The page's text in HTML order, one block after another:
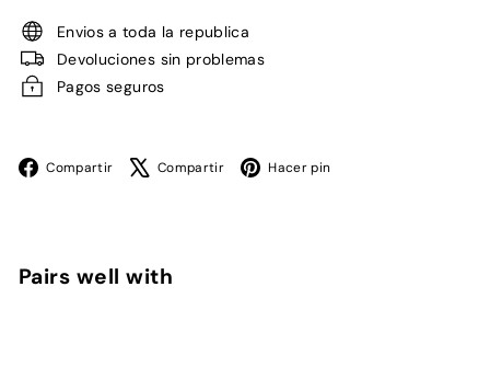
Envios a toda la republica
Devoluciones sin problemas
Pagos seguros
Compartir Facebook
Compartir X Hacer pin
Pairs well with